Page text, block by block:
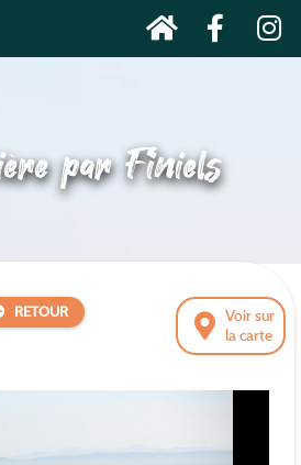
par Finiels
Voir sur
la carte
RETOUR